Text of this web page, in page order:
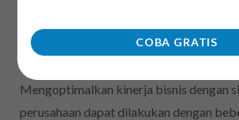
COBA GRATIS
Mengoptimalkan kinerja bisnis dengan
perusahaan dapat dilakukan dengan